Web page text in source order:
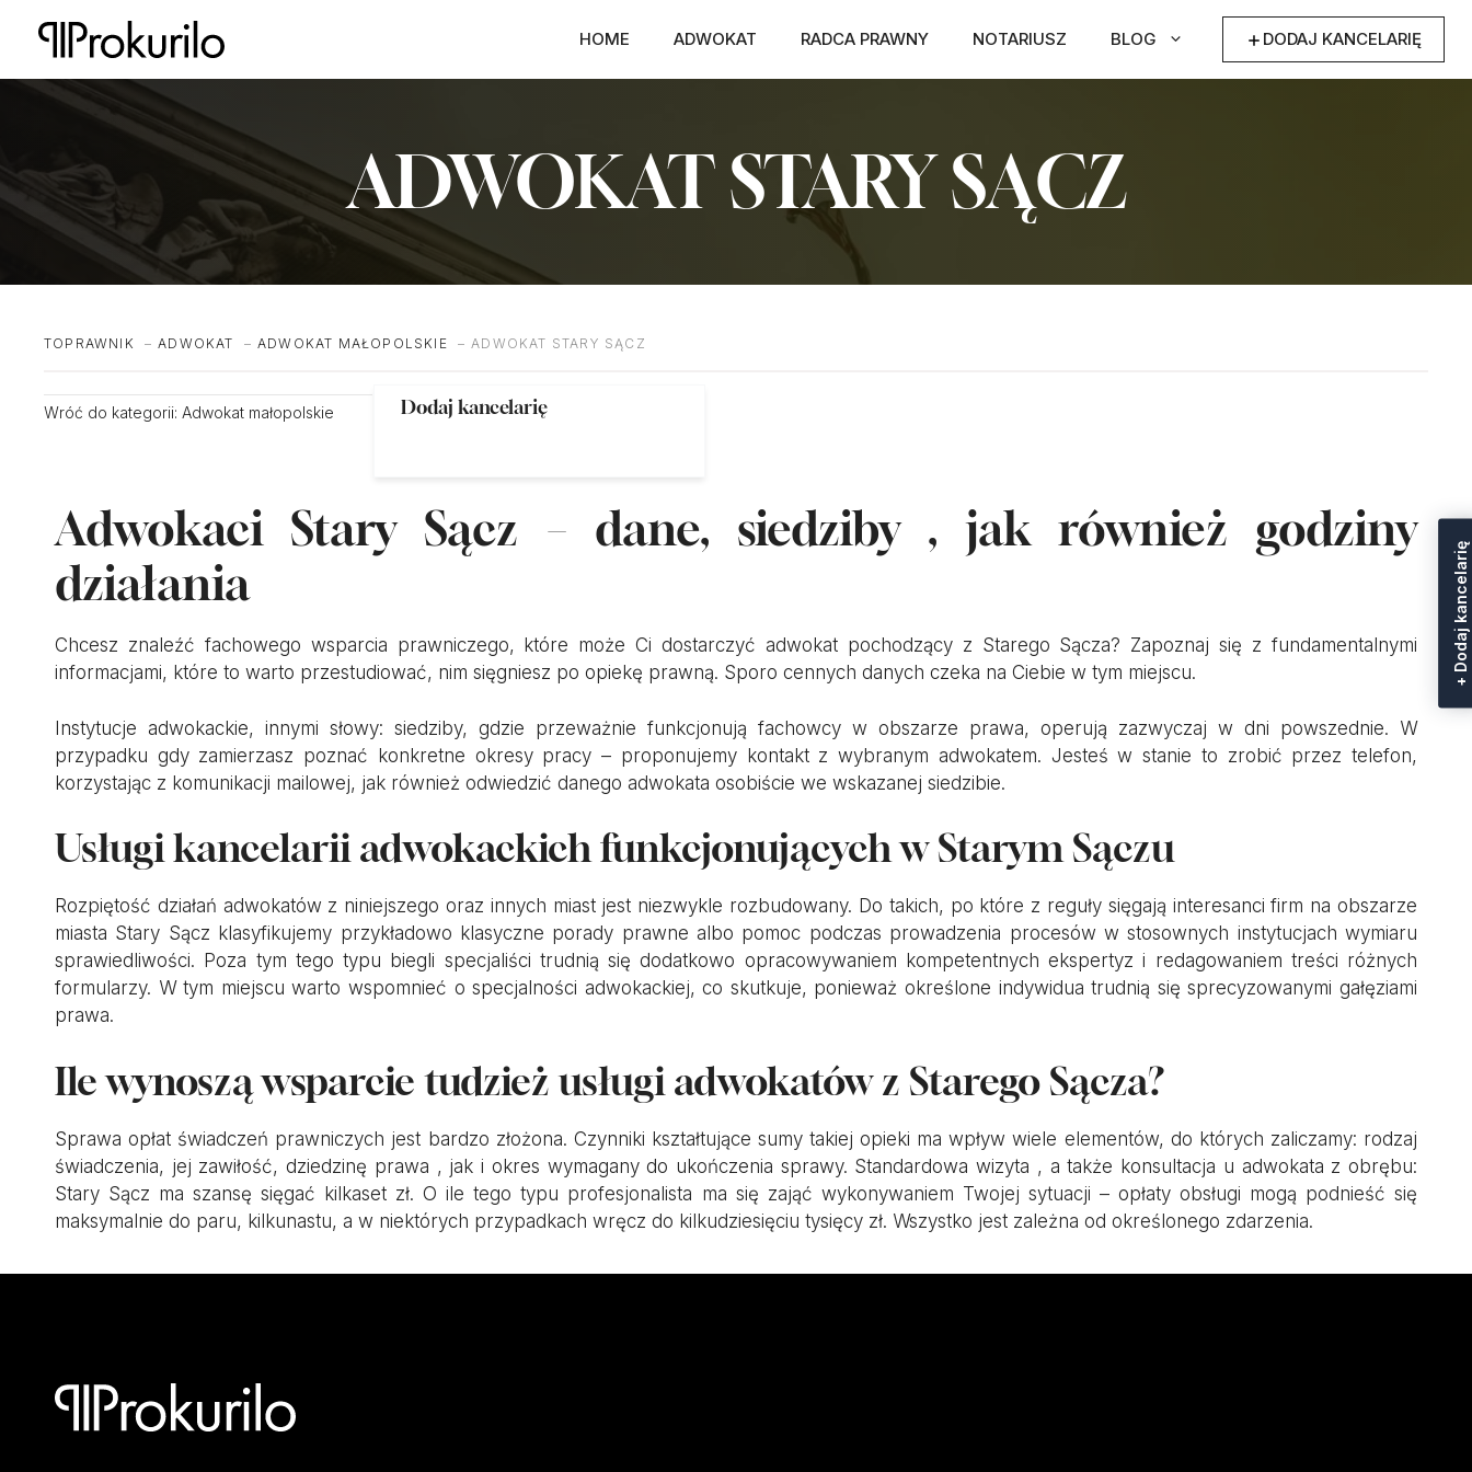
HOME ADWOKAT RADCA PRAWNY NOTARIUSZ BLOG DODAJ KANCELARIĘ
ADWOKAT STARY SĄCZ
TOPRAWNIK ADWOKAT ADWOKAT MAŁOPOLSKIE ADWOKAT STARY SĄCZ
Wróć do kategorii: Adwokat małopolskie Dodaj kancelarię
+ Dodaj kancelarię
Adwokaci Stary Sącz – dane, siedziby , jak również godziny
działania
Chcesz znaleźć fachowego wsparcia prawniczego, które może Ci dostarczyć adwokat pochodzący z Starego Sącza? Zapoznaj się z fundamentalnymi
informacjami, które to warto przestudiować, nim sięgniesz po opiekę prawną. Sporo cennych danych czeka na Ciebie w tym miejscu.
Instytucje adwokackie, innymi słowy: siedziby, gdzie przeważnie funkcjonują fachowcy w obszarze prawa, operują zazwyczaj w dni powszednie. W
przypadku gdy zamierzasz poznać konkretne okresy pracy – proponujemy kontakt z wybranym adwokatem. Jesteś w stanie to zrobić przez telefon,
korzystając z komunikacji mailowej, jak również odwiedzić danego adwokata osobiście we wskazanej siedzibie.
Usługi kancelarii adwokackich funkcjonujących w Starym Sączu
Rozpiętość działań adwokatów z niniejszego oraz innych miast jest niezwykle rozbudowany. Do takich, po które z reguły sięgają interesanci firm na obszarze
miasta Stary Sącz klasyfikujemy przykładowo klasyczne porady prawne albo pomoc podczas prowadzenia procesów w stosownych instytucjach wymiaru
sprawiedliwości. Poza tym tego typu biegli specjaliści trudnią się dodatkowo opracowywaniem kompetentnych ekspertyz i redagowaniem treści różnych
formularzy. W tym miejscu warto wspomnieć o specjalności adwokackiej, co skutkuje, ponieważ określone indywidua trudnią się sprecyzowanymi gałęziami
prawa.
Ile wynoszą wsparcie tudzież usługi adwokatów z Starego Sącza?
Sprawa opłat świadczeń prawniczych jest bardzo złożona. Czynniki kształtujące sumy takiej opieki ma wpływ wiele elementów, do których zaliczamy: rodzaj
świadczenia, jej zawiłość, dziedzinę prawa , jak i okres wymagany do ukończenia sprawy. Standardowa wizyta , a także konsultacja u adwokata z obrębu:
Stary Sącz ma szansę sięgać kilkaset zł. O ile tego typu profesjonalista ma się zająć wykonywaniem Twojej sytuacji – opłaty obsługi mogą podnieść się
maksymalnie do paru, kilkunastu, a w niektórych przypadkach wręcz do kilkudziesięciu tysięcy zł. Wszystko jest zależna od określonego zdarzenia.